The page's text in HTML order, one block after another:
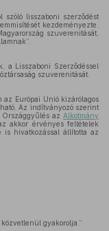
szóló lisszaboni szerződést
kezdeményezte.
szuverenitását,
a Lisszaboni Szerződéssel
szuverenitását.
az Európai Unió kizárólagos
Az indítványozó szerint
az Alkotmány
akkor érvényes feltételek
is hivatkozással állította az
gyakorolja.”